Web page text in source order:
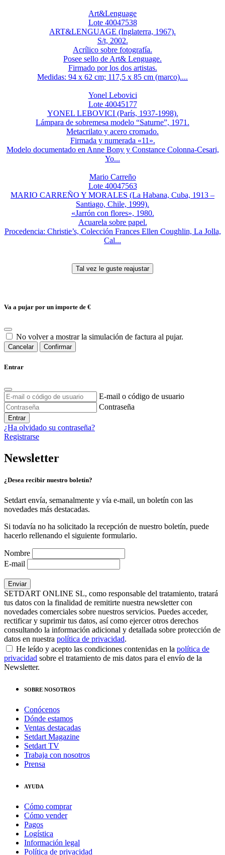
Art&Lenguage
Lote 40047538
ART&LENGUAGE (Inglaterra, 1967).
S/t, 2002.
Acrílico sobre fotografía.
Posee sello de Art& Lenguage.
Firmado por los dos artistas.
Medidas: 94 x 62 cm; 117,5 x 85 cm (marco)....
Yonel Lebovici
Lote 40045177
YONEL LEBOVICI (París, 1937-1998).
Lámpara de sobremesa modelo “Saturne”, 1971.
Metacrilato y acero cromado.
Firmada y numerada «11».
Modelo documentado en Anne Bony y Constance Colonna-Cesari,
Yo...
Mario Carreño
Lote 40047563
MARIO CARREÑO Y MORALES (La Habana, Cuba, 1913 –
Santiago, Chile, 1999).
«Jarrón con flores», 1980.
Acuarela sobre papel.
Procedencia: Christie’s, Colección Frances Ellen Coughlin, La Jolla,
Cal...
Va a pujar por un importe de €
No volver a mostrar la simulación de factura al pujar.
Cancelar Confirmar
Entrar
E-mail o código de usuario
Contraseña
Entrar
¿Ha olvidado su contraseña?
Registrarse
Newsletter
¿Desea recibir nuestro boletín?
Setdart envía, semanalmente y vía e-mail, un boletín con las
novedades más destacadas.
Si todavía no ha solicitado la recepción de nuestro boletín, puede
hacerlo rellenando el siguiente formulario.
Nombre
E-mail
SETDART ONLINE SL, como responsable del tratamiento, tratará
tus datos con la finalidad de remitirte nuestra newsletter con
novedades comerciales sobre nuestros servicios. Puedes acceder,
rectificar y suprimir tus datos, así como ejercer otros derechos
consultando la información adicional y detallada sobre protección de
datos en nuestra política de privacidad.
He leído y acepto las condiciones contenidas en la política de
privacidad sobre el tratamiento de mis datos para el envío de la
Newsletter.
SOBRE NOSOTROS
Conócenos
Dónde estamos
Ventas destacadas
Setdart Magazine
Setdart TV
Trabaja con nosotros
Prensa
AYUDA
Cómo comprar
Cómo vender
Pagos
Logística
Información legal
Política de privacidad